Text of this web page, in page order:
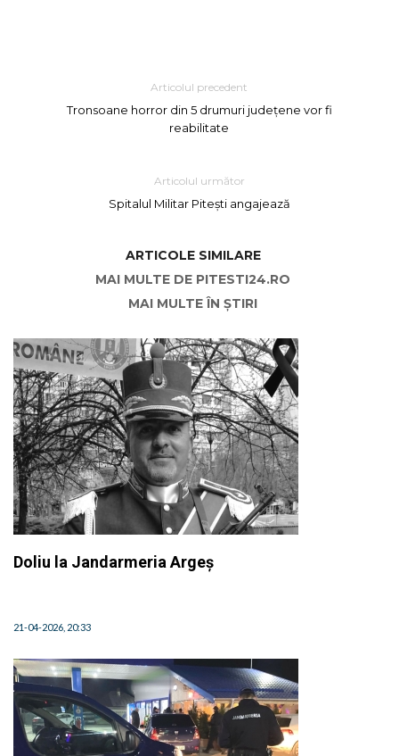
Articolul precedent
Tronsoane horror din 5 drumuri județene vor fi
reabilitate
Articolul următor
Spitalul Militar Pitești angajează
ARTICOLE SIMILARE
MAI MULTE DE PITESTI24.RO
MAI MULTE ÎN ȘTIRI
Doliu la Jandarmeria Argeș
21-04-2026, 20:33